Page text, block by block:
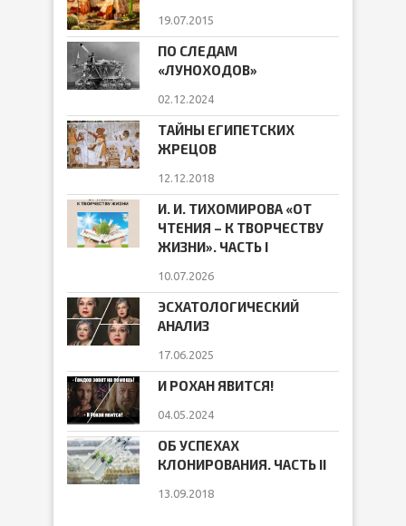
19.07.2015
ПО СЛЕДАМ
«ЛУНОХОДОВ»
02.12.2024
ТАЙНЫ ЕГИПЕТСКИХ
ЖРЕЦОВ
12.12.2018
И. И. ТИХОМИРОВА «ОТ
ЧТЕНИЯ – К ТВОРЧЕСТВУ
ЖИЗНИ». ЧАСТЬ I
10.07.2026
ЭСХАТОЛОГИЧЕСКИЙ
АНАЛИЗ
17.06.2025
И РОХАН ЯВИТСЯ!
04.05.2024
ОБ УСПЕХАХ
КЛОНИРОВАНИЯ. ЧАСТЬ II
13.09.2018